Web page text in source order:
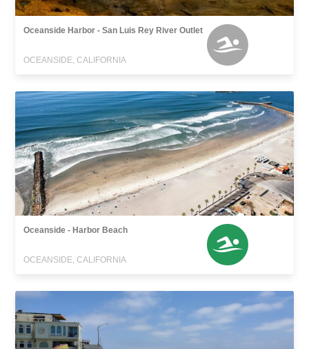
Oceanside Harbor - San Luis Rey River Outlet
OCEANSIDE, CALIFORNIA
Oceanside - Harbor Beach
OCEANSIDE, CALIFORNIA